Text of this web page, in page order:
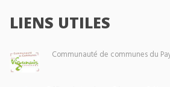
LIENS UTILES
Communauté de communes du